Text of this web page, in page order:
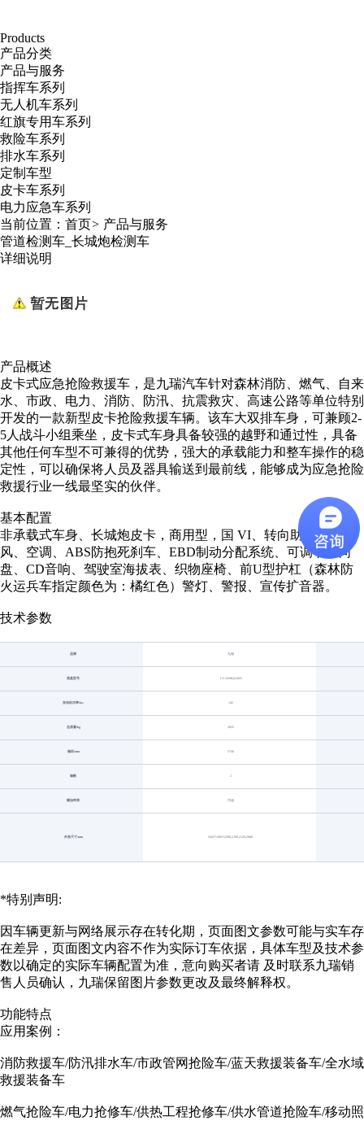
Products
产品分类
产品与服务
指挥车系列
无人机车系列
红旗专用车系列
救险车系列
排水车系列
定制车型
皮卡车系列
电力应急车系列
当前位置： 首页> 产品与服务
管道检测车_长城炮检测车
详细说明
产品概述
皮卡式应急抢险救援车，是九瑞汽车针对森林消防、燃气、自来
水、市政、电力、消防、防汛、抗震救灾、高速公路等单位特别
开发的一款新型皮卡抢险救援车辆。该车大双排车身，可兼顾2-
5人战斗小组乘坐，皮卡式车身具备较强的越野和通过性，具备
其他任何车型不可兼得的优势，强大的承载能力和整车操作的稳
定性，可以确保将人员及器具输送到最前线，能够成为应急抢险
救援行业一线最坚实的伙伴。
基本配置
非承载式车身、长城炮皮卡，商用型，国 VI、转向助力、暖
风、空调、ABS防抱死刹车、EBD制动分配系统、可调节方向
盘、CD音响、驾驶室海拔表、织物座椅、前U型护杠（森林防
火运兵车指定颜色为：橘红色）警灯、警报、宣传扩音器。
技术参数
品牌 九瑞
底盘型号 CC1030QA20A
发动机功率/kw 145
总质量/kg 2835
轴距/mm 3740
轴数 2
燃油种类 汽油
外形尺寸/mm 5665*1883*2290,2180,2120,2000
*特别声明:
因车辆更新与网络展示存在转化期，页面图文参数可能与实车存
在差异，页面图文内容不作为实际订车依据，具体车型及技术参
数以确定的实际车辆配置为准，意向购买者请 及时联系九瑞销
售人员确认，九瑞保留图片参数更改及最终解释权。
功能特点
应用案例：
消防救援车/防汛排水车/市政管网抢险车/蓝天救援装备车/全水域
救援装备车
燃气抢险车/电力抢修车/供热工程抢修车/供水管道抢险车/移动照